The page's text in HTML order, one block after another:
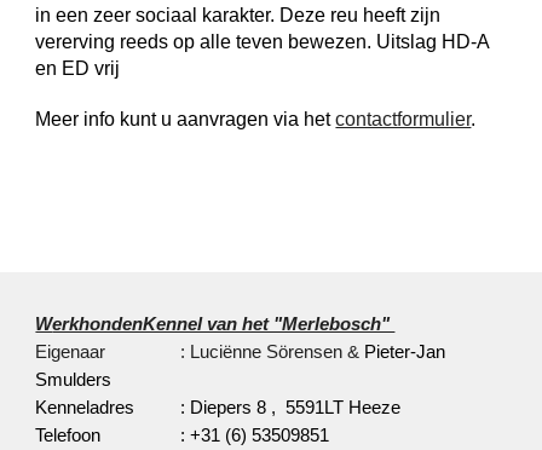
in een zeer sociaal karakter. Deze reu heeft zijn
vererving reeds op alle teven bewezen. Uitslag HD-A
en ED vrij
Meer info kunt u aanvragen via het contactformulier.
WerkhondenKennel van het "Merlebosch"
Eigenaar
      : Luciënne Sörensen &
Pieter-Jan
Smulders
Kenneladres
      : Diepers 8 ,  5591LT Heeze
Telefoon
      :
+31 (6) 53509851